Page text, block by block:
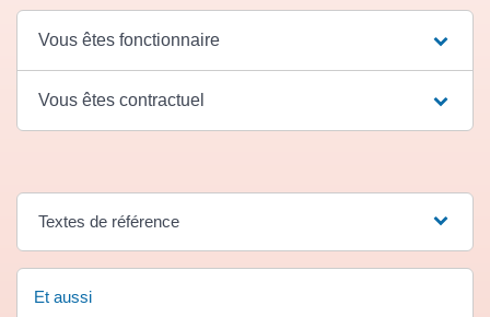
Vous êtes fonctionnaire
Vous êtes contractuel
Textes de référence
Et aussi